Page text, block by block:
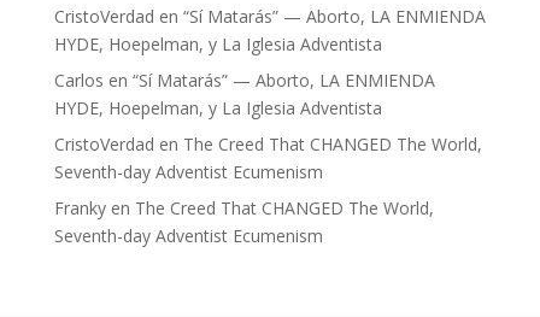
CristoVerdad en “Sí Matarás” — Aborto, LA ENMIENDA
HYDE, Hoepelman, y La Iglesia Adventista
Carlos en “Sí Matarás” — Aborto, LA ENMIENDA
HYDE, Hoepelman, y La Iglesia Adventista
CristoVerdad en The Creed That CHANGED The World,
Seventh-day Adventist Ecumenism
Frankyen The Creed That CHANGED The World,
Seventh-day Adventist Ecumenism